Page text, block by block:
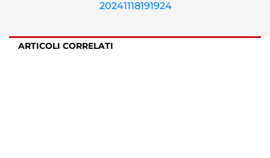
ARTICOLI CORRELATI